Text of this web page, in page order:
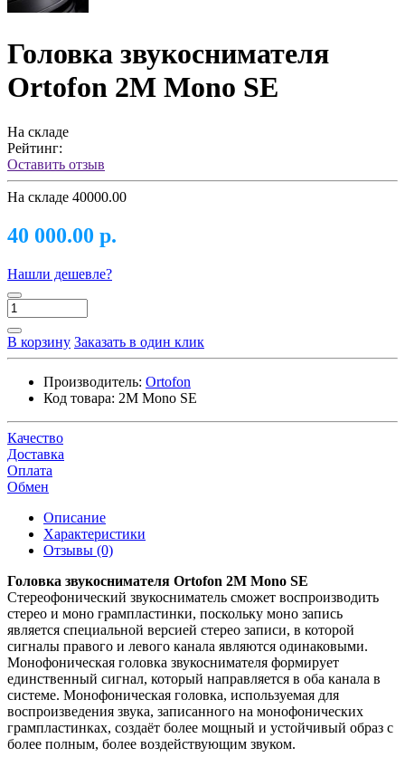
Головка звукоснимателя
Ortofon 2M Mono SE
На складе
Рейтинг:
Оставить отзыв
На складе 40000.00
40 000.00 р.
Нашли дешевле?
В корзину Заказать в один клик
Производитель: Ortofon
Код товара: 2M Mono SE
Качество
Доставка
Оплата
Обмен
Описание
Характеристики
Отзывы (0)
Головка звукоснимателя Ortofon 2M Mono SE
Стереофонический звукосниматель сможет воспроизводить
стерео и моно грампластинки, поскольку моно запись
является специальной версией стерео записи, в которой
сигналы правого и левого канала являются одинаковыми.
Монофоническая головка звукоснимателя формирует
единственный сигнал, который направляется в оба канала в
системе. Монофоническая головка, используемая для
воспроизведения звука, записанного на монофонических
грампластинках, создаёт более мощный и устойчивый образ с
более полным, более воздействующим звуком.